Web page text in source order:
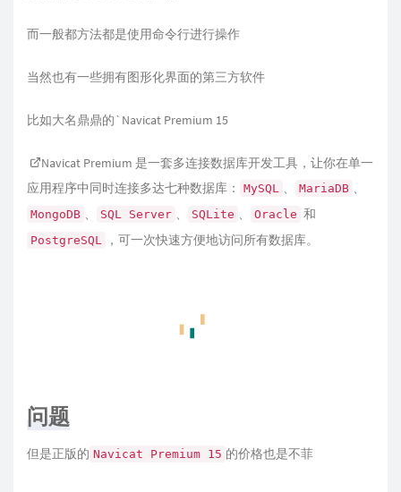
而一般都方法都是使用命令行进行操作
当然也有一些拥有图形化界面的第三方软件
比如大名鼎鼎的`Navicat Premium 15
Navicat Premium 是一套多连接数据库开发工具，让你在单一
应用程序中同时连接多达七种数据库：
MySQL 、 MariaDB 、
MongoDB 、 SQL Server 、 SQLite 、 Oracle 和
PostgreSQL ，可一次快速方便地访问所有数据库。
问题
但是正版的 Navicat Premium 15 的价格也是不菲